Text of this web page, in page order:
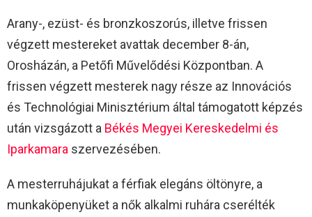
Arany-, ezüst- és bronzkoszorús, illetve frissen
végzett mestereket avattak december 8-án,
Orosházán, a Petőfi Művelődési Központban. A
frissen végzett mesterek nagy része az Innovációs
és Technológiai Minisztérium által támogatott képzés
után vizsgázott a Békés Megyei Kereskedelmi és
Iparkamara szervezésében.
A mesterruhájukat a férfiak elegáns öltönyre, a
munkaköpenyüket a nők alkalmi ruhára cserélték